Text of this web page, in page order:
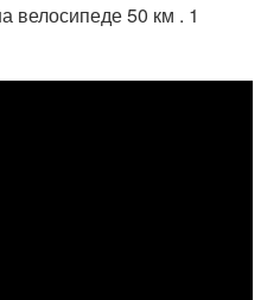
велосипеде 50 км . 1